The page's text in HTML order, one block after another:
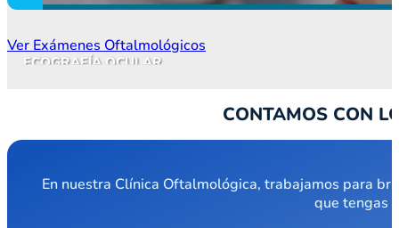
ECOGRAFÍA OCULAR
Ver Exámenes Oftalmológicos
CONTAMOS CON
En nuestra Clínica Oftalmológica, trabajamos para
que tengas